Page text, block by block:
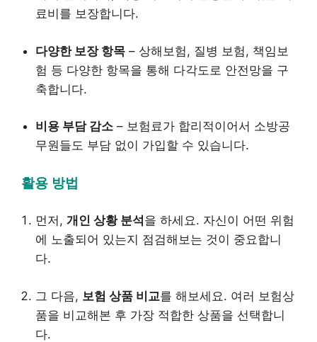
료비를 보장합니다.
다양한 보장 항목 – 상해보험, 질병 보험, 책임보
험 등 다양한 항목을 통해 다각도로 안전망을 구
축합니다.
비용 부담 감소 – 보험료가 합리적이어서 소방공
무원들도 부담 없이 가입할 수 있습니다.
활용 방법
먼저, 개인 상황 분석 을 하세요. 자신이 어떤 위험
에 노출되어 있는지 점검해보는 것이 중요합니
다.
그 다음, 보험 상품 비교를 해보세요. 여러 보험상
품을 비교해본 후 가장 적합한 상품을 선택합니
다.